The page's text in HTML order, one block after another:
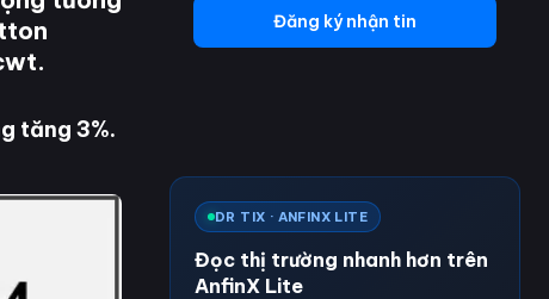
tăng 3%.
Đăng ký nhận tin
DR TIX · ANFINX LITE
Đọc thị trường nhanh hơn trên
AnfinX Lite